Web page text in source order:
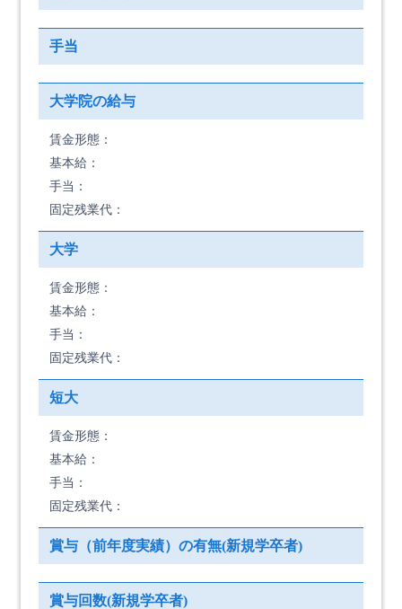
手当
大学院の給与
賃金形態：
基本給：
手当：
固定残業代：
大学
賃金形態：
基本給：
手当：
固定残業代：
短大
賃金形態：
基本給：
手当：
固定残業代：
賞与（前年度実績）の有無(新規学卒者)
賞与回数(新規学卒者)